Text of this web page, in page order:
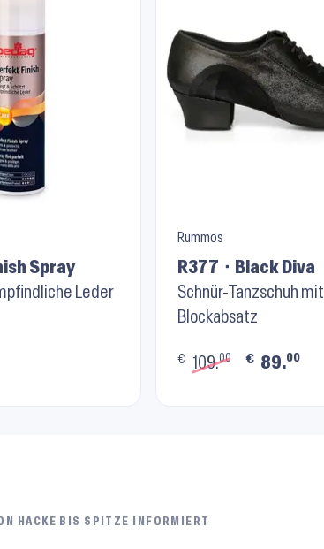
Spray
Leder
Rummos
R377 ⬝ Black Diva
Schnür-Tanzschuh mit
Blockabsatz
€ 109.00 € 89.00
HACKE BIS SPITZE INFORMIERT